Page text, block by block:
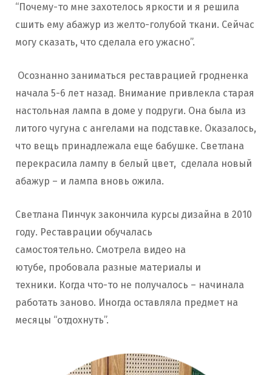
“Почему-то мне захотелось яркости и я решила
сшить ему абажур из желто-голубой ткани. Сейчас
могу сказать, что сделала его ужасно”.
Осознанно заниматься реставрацией гродненка
начала 5-6 лет назад. Внимание привлекла старая
настольная лампа в доме у подруги. Она была из
литого чугуна с ангелами на подставке. Оказалось,
что вещь принадлежала еще бабушке. Светлана
перекрасила лампу в белый цвет, сделала новый
абажур – и лампа вновь ожила.
Светлана Пинчук закончила курсы дизайна в 2010
году. Реставрации обучалась
самостоятельно. Смотрела видео на
ютубе, пробовала разные материалы и
техники. Когда что-то не получалось – начинала
работать заново. Иногда оставляла предмет на
месяцы “отдохнуть”.